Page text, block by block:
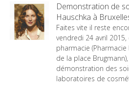
Demonstration de
Hauschka à
Faites vite il reste
vendredi 24 avril
pharmacie
de la place
démonstration des
laboratoires de